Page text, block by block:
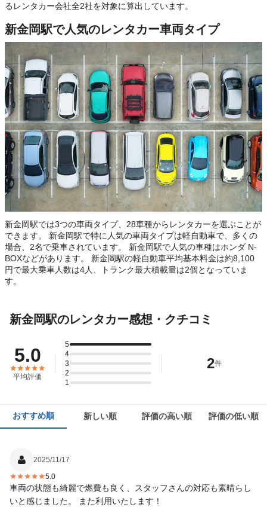
るレンタカー会社全2社を対象に算出しています。
新金岡駅で人気のレンタカー車両タイプ
新金岡駅では3つの車両タイプ、28車種からレンタカーを選ぶことが
できます。 新金岡駅で特に人気の車両タイプは軽自動車で、多くの
場合、2名で乗車されています。 新金岡駅で人気の車種はホンダ N-
BOXなどがあります。 新金岡駅の軽自動車平均基本料金は約8,100
円で最大乗車人数は4人、トランク最大積載量は2個となっていま
す。
新金岡駅のレンタカー感想・クチコミ
5.0
平均評価
5
4
3
2
1
2件
おすすめ順 新しい順 評価の高い順 評価の低い順
2025/11/17
5.0
車両の状態も綺麗で燃費も良く、スタッフさんの対応も素晴らし
いと感じました。 また利用いたします！